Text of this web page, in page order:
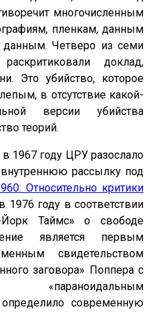
многочисленным
пленкам, данным
данным. Четверо из семи
доклад,
Это убийство, которое
в отсутствие какой-
версии убийства
теорий.
1967 году ЦРУ разослало
рассылку под
Относительно критики
1976 году в соответствии
Таймс» о свободе
является первым
свидетельством
заговора» Поппера с
современную